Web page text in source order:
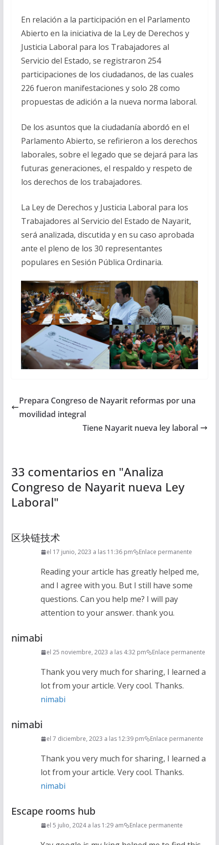
En relación a la participación en el Parlamento
Abierto en la iniciativa de la Ley de Derechos y
Justicia Laboral para los Trabajadores al
Servicio del Estado, se registraron 254
participaciones de los ciudadanos, de las cuales
226 fueron manifestaciones y solo 28 como
propuestas de adición a la nueva norma laboral.
De los asuntos que la ciudadanía abordó en el
Parlamento Abierto, se refirieron a los derechos
laborales, sobre el legado que se dejará para las
futuras generaciones, el respaldo y respeto de
los derechos de los trabajadores.
La Ley de Derechos y Justicia Laboral para los
Trabajadores al Servicio del Estado de Nayarit,
será analizada, discutida y en su caso aprobada
ante el pleno de los 30 representantes
populares en Sesión Pública Ordinaria.
Prepara Congreso de Nayarit reformas por una
movilidad integral
Tiene Nayarit nueva ley laboral
33 comentarios en "Analiza
Congreso de Nayarit nueva Ley
Laboral"
区块链技术
el 17 junio, 2023 a las 11:36 pm Enlace permanente
Reading your article has greatly helped me,
and I agree with you. But I still have some
questions. Can you help me? I will pay
attention to your answer. thank you.
nimabi
el 25 noviembre, 2023 a las 4:32 pm Enlace permanente
Thank you very much for sharing, I learned a
lot from your article. Very cool. Thanks.
nimabi
nimabi
el 7 diciembre, 2023 a las 12:39 pm Enlace permanente
Thank you very much for sharing, I learned a
lot from your article. Very cool. Thanks.
nimabi
Escape rooms hub
el 5 julio, 2024 a las 1:29 am Enlace permanente